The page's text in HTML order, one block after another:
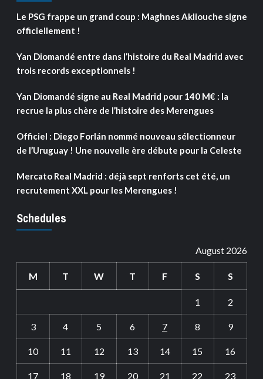
Le PSG frappe un grand coup : Maghnes Akliouche signe
officiellement !
Yan Diomandé entre dans l’histoire du Real Madrid avec
trois records exceptionnels !
Yan Diomandé signe au Real Madrid pour 140 M€ : la
recrue la plus chère de l’histoire des Merengues
Officiel : Diego Forlán nommé nouveau sélectionneur
de l’Uruguay ! Une nouvelle ère débute pour la Celeste
Mercato Real Madrid : déjà sept renforts cet été, un
recrutement XXL pour les Merengues !
Schedules
August 2026
M T W T F S S
1 2
3 4 5 6 7 8 9
10 11 12 13 14 15 16
17 18 19 20 21 22 23